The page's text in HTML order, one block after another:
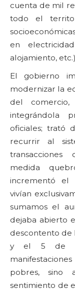
cuenta de mil
todo el
en
alojamiento,
El gobierno
modernizar la
del
integrándola
oficiales; trató
recurrir al
transacciones
medida
incrementó el
vivían
sumamos el
dejaba abierto
descontento de
y el 5 de
pobres, sino
sentimiento de